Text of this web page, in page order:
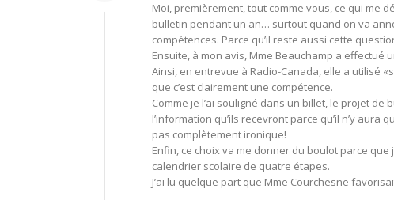
Moi, premièrement, tout comme vous, ce qui me
bulletin pendant un an… surtout quand on va
compétences. Parce qu’il reste aussi cette
Ensuite, à mon avis, Mme Beauchamp a
Ainsi, en entrevue à Radio-Canada, elle a utilisé
que c’est clairement une compétence.
Comme je l’ai souligné dans un billet, le projet de
l’information qu’ils recevront parce qu’il n’y
pas complètement ironique!
Enfin, ce choix va me donner du boulot parce
calendrier scolaire de quatre étapes.
J’ai lu quelque part que Mme Courchesne